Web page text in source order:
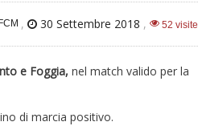
, 30 Settembre 2018 , 52 visite
e Foggia, nel match valido per la
di marcia positivo.